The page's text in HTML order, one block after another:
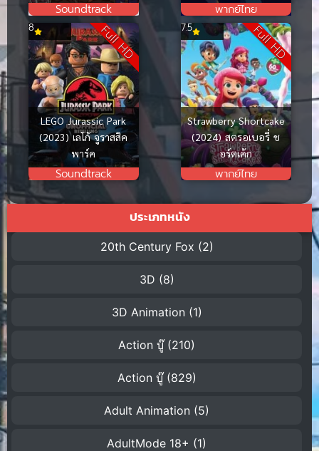
Soundtrack พากย์ไทย
Full HD
LEGO Jurassic Park
(2023) เลโก้ จูราสสิค
พาร์ค
Soundtrack
8 Full HD
Strawberry Shortcake
(2024) สตรอเบอรี่ ช
อร์ตเค้ก
พากย์ไทย
7.5
ประเภทหนัง
20th Century Fox (2)
3D (8)
3D Animation (1)
Action บู๊(210)
Action บู๊(829)
Adult Animation (5)
AdultMode 18+ (1)